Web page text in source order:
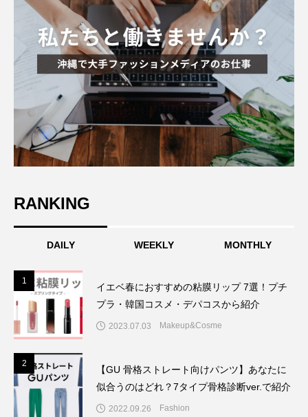
RANKING
DAILY WEEKLY MONTHLY
1
イエベ春におすすめの粘膜リップ 7選！プチ
プラ・韓国コスメ・デパコスから紹介
2023.07.03 Makeup&Cosme
2
【GU 骨格ストレート向けパンツ】あなたに
似合うのはどれ？7タイプ骨格診断ver.で紹介
2022.09.26 Fashion